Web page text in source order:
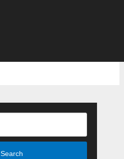
Search